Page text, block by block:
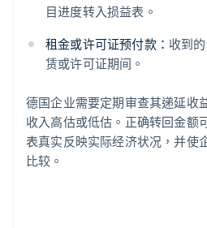
目进度转入损益表。
租金或许可证预付款： 收到
赁或许可证期间。
德国企业需要定期审查其递延收
收入高估或低估。正确转回金额
表真实反映实际经济状况，并使
比较。